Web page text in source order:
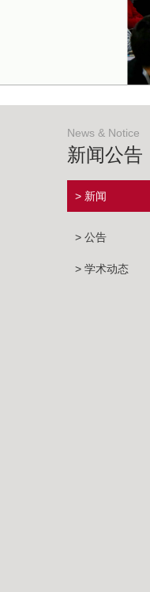
News & Notice
新闻公告
> 新闻
> 公告
> 学术动态